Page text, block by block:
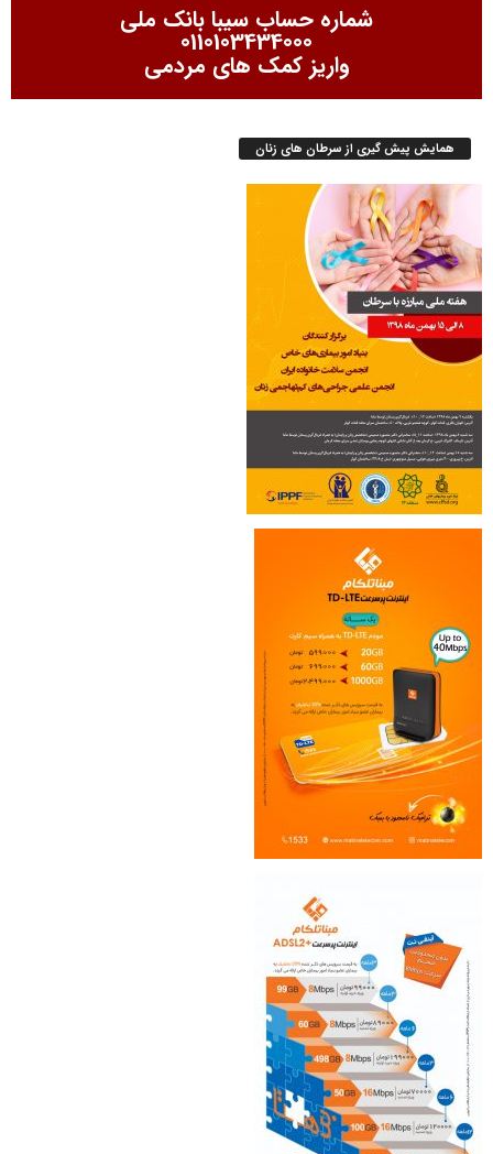
شماره حساب سیبا بانک ملی
0110103434000
واریز کمک های مردمی
همایش پیش گیری از سرطان های زنان